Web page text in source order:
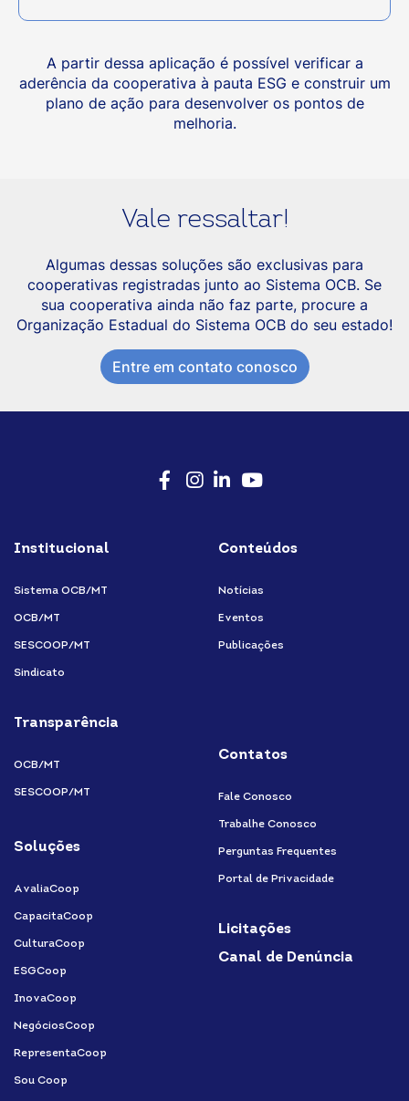
A partir dessa aplicação é possível verificar a
aderência da cooperativa à pauta ESG e construir um
plano de ação para desenvolver os pontos de
melhoria.
Vale ressaltar!
Algumas dessas soluções são exclusivas para
cooperativas registradas junto ao Sistema OCB. Se
sua cooperativa ainda não faz parte, procure a
Organização Estadual do Sistema OCB do seu estado!
Entre em contato conosco
Institucional
Sistema OCB/MT
OCB/MT
SESCOOP/MT
Sindicato
Transparência
OCB/MT
SESCOOP/MT
Soluções
AvaliaCoop
CapacitaCoop
CulturaCoop
ESGCoop
InovaCoop
NegóciosCoop
RepresentaCoop
Sou Coop
Conteúdos
Notícias
Eventos
Publicações
Contatos
Fale Conosco
Trabalhe Conosco
Perguntas Frequentes
Portal de Privacidade
Licitações
Canal de Denúncia